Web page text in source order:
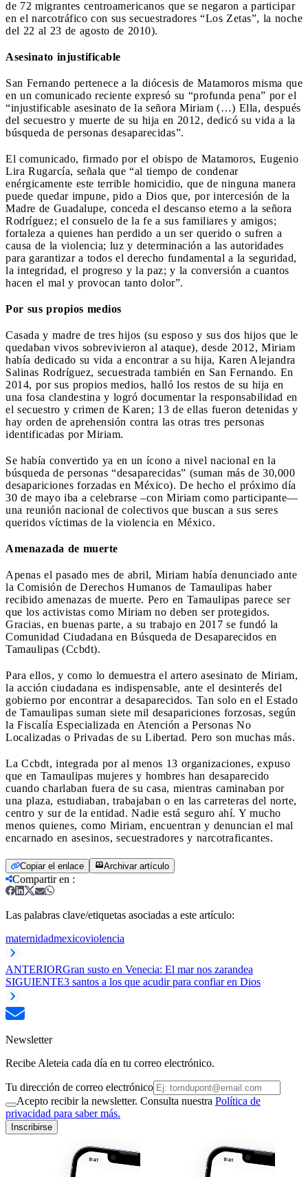
de 72 migrantes centroamericanos que se negaron a participar
en el narcotráfico con sus secuestradores “Los Zetas”, la noche
del 22 al 23 de agosto de 2010).
Asesinato injustificable
San Fernando pertenece a la diócesis de Matamoros misma que
en un comunicado reciente expresó su “profunda pena” por el
“injustificable asesinato de la señora Miriam (…) Ella, después
del secuestro y muerte de su hija en 2012, dedicó su vida a la
búsqueda de personas desaparecidas”.
El comunicado, firmado por el obispo de Matamoros, Eugenio
Lira Rugarcía, señala que “al tiempo de condenar
enérgicamente este terrible homicidio, que de ninguna manera
puede quedar impune, pido a Dios que, por intercesión de la
Madre de Guadalupe, conceda el descanso eterno a la señora
Rodríguez; el consuelo de la fe a sus familiares y amigos;
fortaleza a quienes han perdido a un ser querido o sufren a
causa de la violencia; luz y determinación a las autoridades
para garantizar a todos el derecho fundamental a la seguridad,
la integridad, el progreso y la paz; y la conversión a cuantos
hacen el mal y provocan tanto dolor”.
Por sus propios medios
Casada y madre de tres hijos (su esposo y sus dos hijos que le
quedaban vivos sobrevivieron al ataque), desde 2012, Miriam
había dedicado su vida a encontrar a su hija, Karen Alejandra
Salinas Rodríguez, secuestrada también en San Fernando. En
2014, por sus propios medios, halló los restos de su hija en
una fosa clandestina y logró documentar la responsabilidad en
el secuestro y crimen de Karen; 13 de ellas fueron detenidas y
hay orden de aprehensión contra las otras tres personas
identificadas por Miriam.
Se había convertido ya en un ícono a nivel nacional en la
búsqueda de personas “desaparecidas” (suman más de 30,000
desapariciones forzadas en México). De hecho el próximo día
30 de mayo iba a celebrarse –con Miriam como participante—
una reunión nacional de colectivos que buscan a sus seres
queridos víctimas de la violencia en México.
Amenazada de muerte
Apenas el pasado mes de abril, Miriam había denunciado ante
la Comisión de Derechos Humanos de Tamaulipas haber
recibido amenazas de muerte. Pero en Tamaulipas parece ser
que los activistas como Miriam no deben ser protegidos.
Gracias, en buenas parte, a su trabajo en 2017 se fundó la
Comunidad Ciudadana en Búsqueda de Desaparecidos en
Tamaulipas (Ccbdt).
Para ellos, y como lo demuestra el artero asesinato de Miriam,
la acción ciudadana es indispensable, ante el desinterés del
gobierno por encontrar a desaparecidos. Tan solo en el Estado
de Tamaulipas suman siete mil desapariciones forzosas, según
la Fiscalía Especializada en Atención a Personas No
Localizadas o Privadas de su Libertad. Pero son muchas más.
La Ccbdt, integrada por al menos 13 organizaciones, expuso
que en Tamaulipas mujeres y hombres han desaparecido
cuando charlaban fuera de su casa, mientras caminaban por
una plaza, estudiaban, trabajaban o en las carreteras del norte,
centro y sur de la entidad. Nadie está seguro ahí. Y mucho
menos quienes, como Miriam, encuentran y denuncian el mal
encarnado en asesinos, secuestradores y narcotraficantes.
Copiar el enlace Archivar artículo
Compartir en :
Las palabras clave/etiquetas asociadas a este artículo:
maternidadmexicoviolencia
ANTERIORGran susto en Venecia: El mar nos zarandea
SIGUIENTE3 santos a los que acudir para confiar en Dios
Newsletter
Recibe Aleteia cada día en tu correo electrónico.
Tu dirección de correo electrónico
Acepto recibir la newsletter. Consulta nuestra Política de
privacidad para saber más.
Inscribirse